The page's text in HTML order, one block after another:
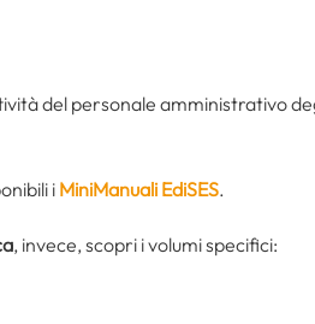
del personale amministrativo
iMiniManuali EdiSES.
, invece, scopri i volumi specifici: